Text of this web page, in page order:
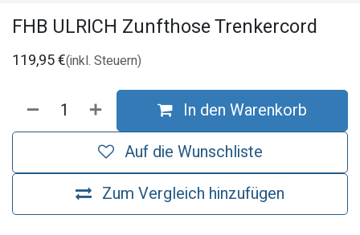
FHB ULRICH Zunfthose Trenkercord
119,95€(inkl. Steuern)
In den Warenkorb
Zum Vergleich hinzufügen
Auf die Wunschliste